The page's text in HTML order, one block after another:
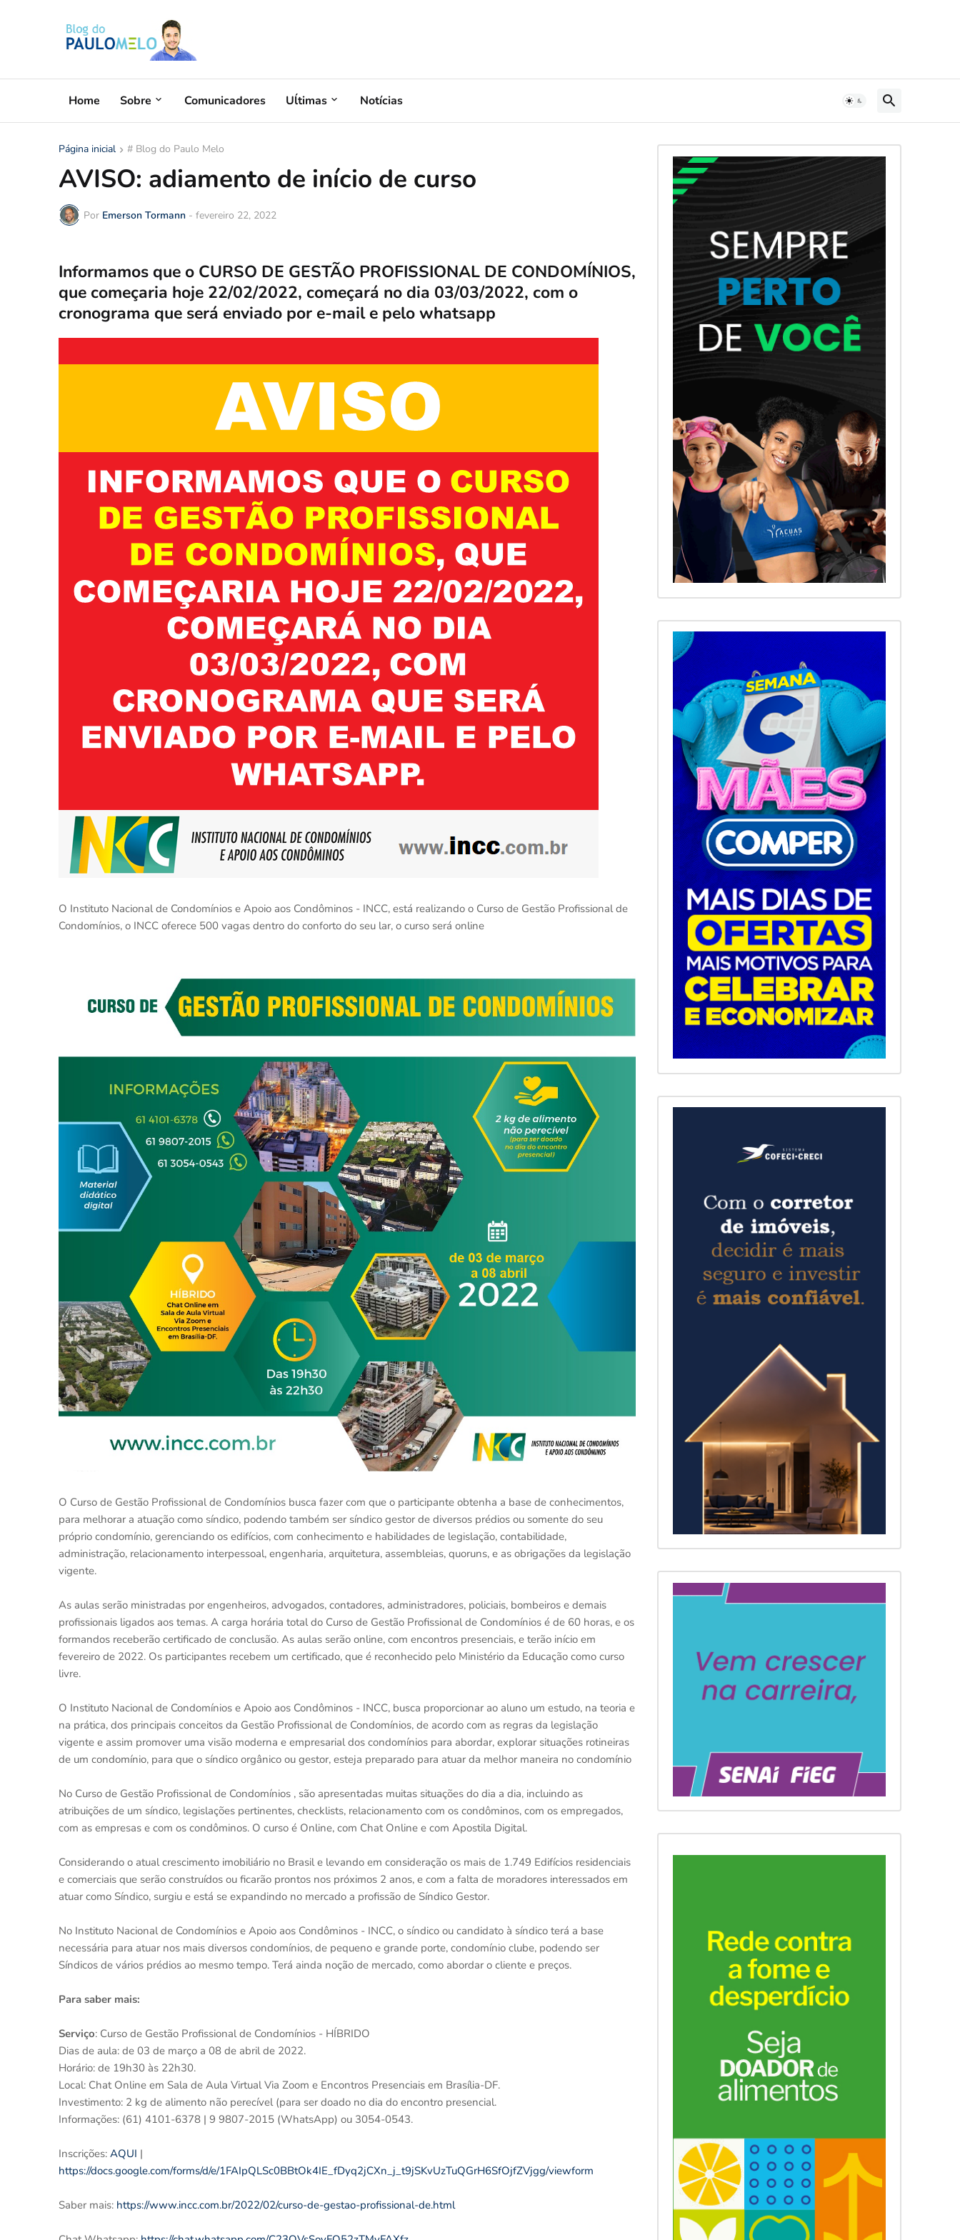
Home Sobre Comunicadores Uĺtimas Notícias
Página inicial # Blog do Paulo Melo
AVISO: adiamento de início de curso
Por Emerson Tormann - fevereiro 22, 2022
Informamos que o CURSO DE GESTÃO PROFISSIONAL DE CONDOMÍNIOS,
que começaria hoje 22/02/2022, começará no dia 03/03/2022, com o
cronograma que será enviado por e-mail e pelo whatsapp
O Instituto Nacional de Condomínios e Apoio aos Condôminos - INCC, está realizando o Curso de Gestão Profissional de
Condomínios, o INCC oferece 500 vagas dentro do conforto do seu lar, o curso será online
O Curso de Gestão Profissional de Condomínios busca fazer com que o participante obtenha a base de conhecimentos,
para melhorar a atuação como síndico, podendo também ser síndico gestor de diversos prédios ou somente do seu
próprio condomínio, gerenciando os edifícios, com conhecimento e habilidades de legislação, contabilidade,
administração, relacionamento interpessoal, engenharia, arquitetura, assembleias, quoruns, e as obrigações da legislação
vigente.
As aulas serão ministradas por engenheiros, advogados, contadores, administradores, policiais, bombeiros e demais
profissionais ligados aos temas. A carga horária total do Curso de Gestão Profissional de Condomínios é de 60 horas, e os
formandos receberão certificado de conclusão. As aulas serão online, com encontros presenciais, e terão início em
fevereiro de 2022. Os participantes recebem um certificado, que é reconhecido pelo Ministério da Educação como curso
livre.
O Instituto Nacional de Condomínios e Apoio aos Condôminos - INCC, busca proporcionar ao aluno um estudo, na teoria e
na prática, dos principais conceitos da Gestão Profissional de Condomínios, de acordo com as regras da legislação
vigente e assim promover uma visão moderna e empresarial dos condomínios para abordar, explorar situações rotineiras
de um condomínio, para que o síndico orgânico ou gestor, esteja preparado para atuar da melhor maneira no condomínio
No Curso de Gestão Profissional de Condomínios , são apresentadas muitas situações do dia a dia, incluindo as
atribuições de um síndico, legislações pertinentes, checklists, relacionamento com os condôminos, com os empregados,
com as empresas e com os condôminos. O curso é Online, com Chat Online e com Apostila Digital.
Considerando o atual crescimento imobiliário no Brasil e levando em consideração os mais de 1.749 Edifícios residenciais
e comerciais que serão construídos ou ficarão prontos nos próximos 2 anos, e com a falta de moradores interessados em
atuar como Síndico, surgiu e está se expandindo no mercado a profissão de Síndico Gestor.
No Instituto Nacional de Condomínios e Apoio aos Condôminos - INCC, o síndico ou candidato à síndico terá a base
necessária para atuar nos mais diversos condomínios, de pequeno e grande porte, condomínio clube, podendo ser
Síndicos de vários prédios ao mesmo tempo. Terá ainda noção de mercado, como abordar o cliente e preços.
Para saber mais:
Serviço: Curso de Gestão Profissional de Condomínios - HÍBRIDO
Dias de aula: de 03 de março a 08 de abril de 2022.
Horário: de 19h30 às 22h30.
Local: Chat Online em Sala de Aula Virtual Via Zoom e Encontros Presenciais em Brasília-DF.
Investimento: 2 kg de alimento não perecível (para ser doado no dia do encontro presencial.
Informações: (61) 4101-6378 | 9 9807-2015 (WhatsApp) ou 3054-0543.
Inscrições: AQUI |
https://docs.google.com/forms/d/e/1FAIpQLSc0BBtOk4IE_fDyq2jCXn_j_t9jSKvUzTuQGrH6SfOjfZVjgg/viewform
Saber mais: https://www.incc.com.br/2022/02/curso-de-gestao-profissional-de.html